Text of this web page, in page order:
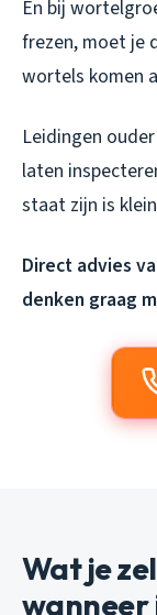
En bij
frezen, moet je
wortels komen
Leidingen
laten
staat zijn is
Direct advies
denken graag
Wat je
wanneer